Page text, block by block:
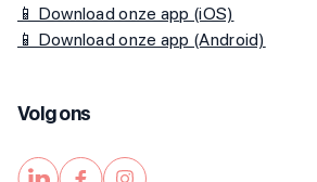
📱 Download onze app (iOS)
📱 Download onze app (Android)
Volg ons